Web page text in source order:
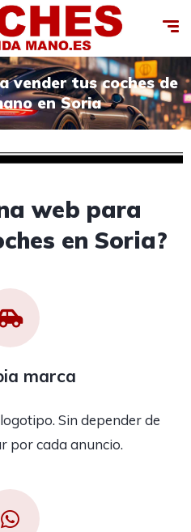
vender tus coches de
en Soria
web para
en Soria?
marca
Sin depender de
por cada anuncio.